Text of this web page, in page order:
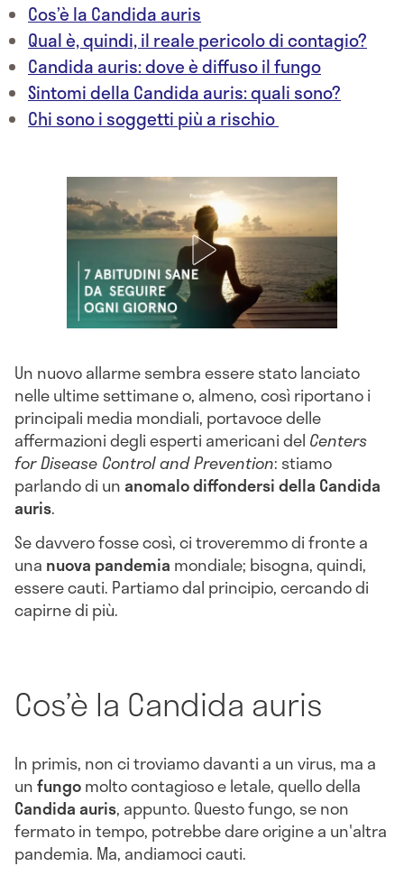
Cos’è la Candida auris
Qual è, quindi, il reale pericolo di contagio?
Candida auris: dove è diffuso il fungo
Sintomi della Candida auris: quali sono?
Chi sono i soggetti più a rischio
Un nuovo allarme sembra essere stato lanciato
nelle ultime settimane o, almeno, così riportano i
principali media mondiali, portavoce delle
affermazioni degli esperti americani del Centers
for Disease Control and Prevention: stiamo
parlando di unanomalo diffondersi della Candida
auris.
Se davvero fosse così, ci troveremmo di fronte a
una nuova pandemia mondiale; bisogna, quindi,
essere cauti. Partiamo dal principio, cercando di
capirne di più.
Cos’è la Candida auris
In primis, non ci troviamo davanti a un virus, ma a
unfungomolto contagioso e letale, quello della
Candida auris, appunto. Questo fungo, se non
fermato in tempo, potrebbe dare origine a un'altra
pandemia. Ma, andiamoci cauti.